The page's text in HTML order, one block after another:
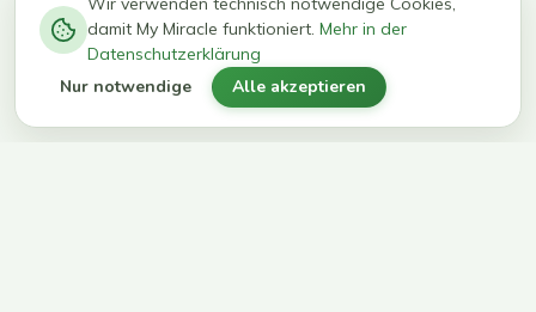
kg in 12
Wochen
erreichen
ihr Ziel
damit My Miracle funktioniert. Mehr in der
Datenschutzerklärung
Nur notwendige Alle akzeptieren